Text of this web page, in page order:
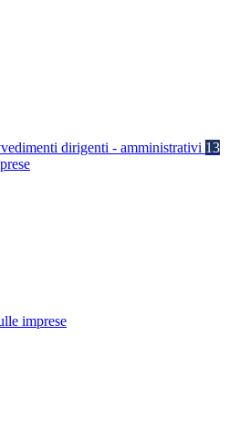
dirigenti - amministrativi 13
imprese